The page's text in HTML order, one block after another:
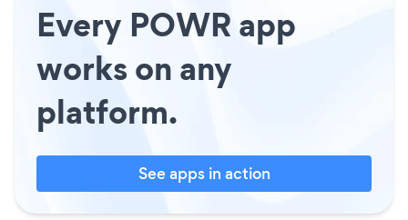
Every POWR app
works on any
platform.
See apps in action